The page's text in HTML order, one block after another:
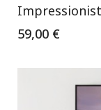
59,00 €